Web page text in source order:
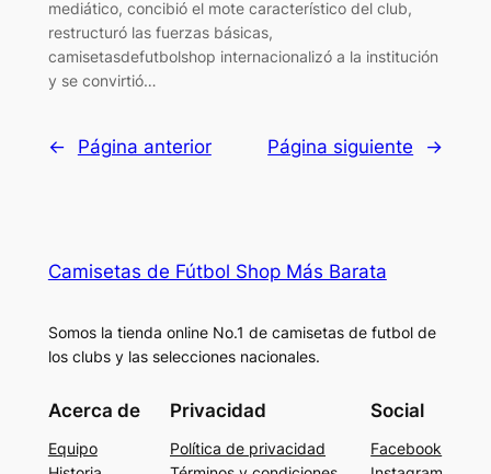
mediático, concibió el mote característico del club,
restructuró las fuerzas básicas,
camisetasdefutbolshop internacionalizó a la institución
y se convirtió…
← Página anterior Página siguiente →
Camisetas de Fútbol Shop Más Barata
Somos la tienda online No.1 de camisetas de futbol de
los clubs y las selecciones nacionales.
Acerca de
Equipo
Privacidad
Política de privacidad
Social
Facebook